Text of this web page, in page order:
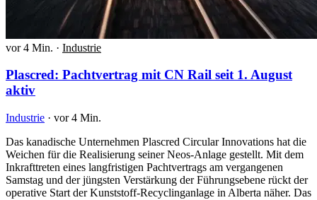
vor 4 Min. · Industrie
Plascred: Pachtvertrag mit CN Rail seit 1. August
aktiv
Industrie · vor 4 Min.
Das kanadische Unternehmen Plascred Circular Innovations hat die
Weichen für die Realisierung seiner Neos-Anlage gestellt. Mit dem
Inkrafttreten eines langfristigen Pachtvertrags am vergangenen
Samstag und der jüngsten Verstärkung der Führungsebene rückt der
operative Start der Kunststoff-Recyclinganlage in Alberta näher. Das